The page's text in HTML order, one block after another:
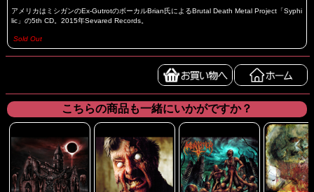
アメリカはミシガンのEx-GutrotのボーカルBrian氏によるBrutal Death Metal Project「Syphi
lic」の5th CD。2015年Sevared Records。
Sold Out
こちらの商品も一緒にいかがですか？